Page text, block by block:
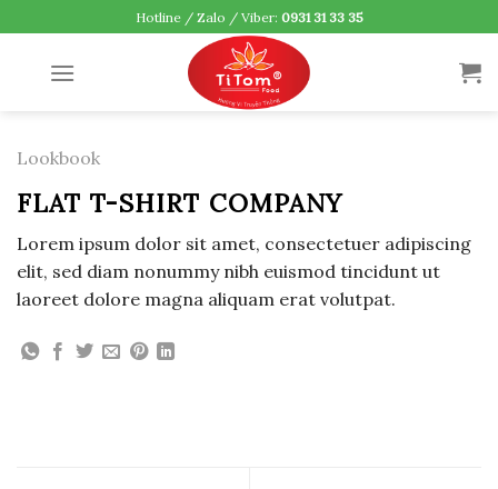
to
content
Hotline / Zalo / Viber: 0931 31 33 35
Lookbook
FLAT T-SHIRT COMPANY
Lorem ipsum dolor sit amet, consectetuer adipiscing
elit, sed diam nonummy nibh euismod tincidunt ut
laoreet dolore magna aliquam erat volutpat.